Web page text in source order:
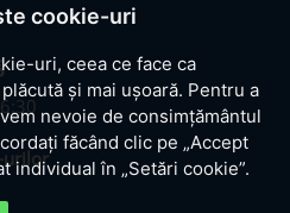
cookie-uri
uri, ceea ce face ca
și mai ușoară. Pentru a
nevoie de consimțământul
făcând clic pe „Accept
individual în „Setări cookie”.
urilor